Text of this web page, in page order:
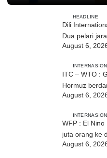
HEADLINE
Dili
Dua pelari
di Dili
August 6,
ITC – WTO :
Hormuz
perdagangan
August 6,
WFP : El
juta orang ke
pangan akut
August 6,